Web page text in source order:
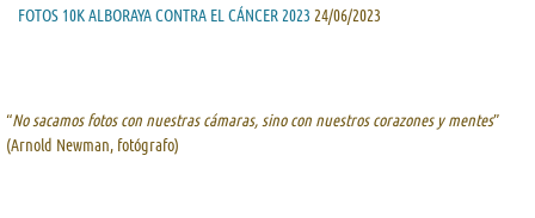
FOTOS 10K ALBORAYA CONTRA EL CÁNCER 2023 24/06/2023
“No sacamos fotos con nuestras cámaras, sino con nuestros corazones y mentes”
(Arnold Newman, fotógrafo)